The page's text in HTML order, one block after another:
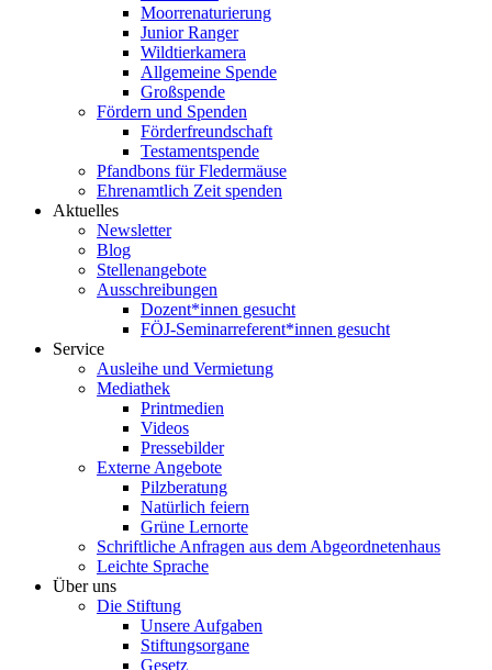
Moorrenaturierung
Junior Ranger
Wildtierkamera
Allgemeine Spende
Großspende
Fördern und Spenden
Förderfreundschaft
Testamentspende
Pfandbons für Fledermäuse
Ehrenamtlich Zeit spenden
Aktuelles
Newsletter
Blog
Stellenangebote
Ausschreibungen
Dozent*innen gesucht
FÖJ-Seminarreferent*innen gesucht
Service
Ausleihe und Vermietung
Mediathek
Printmedien
Videos
Pressebilder
Externe Angebote
Pilzberatung
Natürlich feiern
Grüne Lernorte
Schriftliche Anfragen aus dem Abgeordnetenhaus
Leichte Sprache
Über uns
Die Stiftung
Unsere Aufgaben
Stiftungsorgane
Gesetz